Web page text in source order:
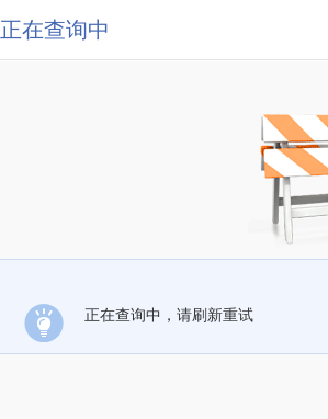
正在查询中
正在查询中，请刷新重试